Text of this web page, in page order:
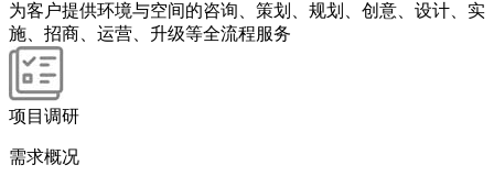
为客户提供环境与空间的咨询、策划、规划、创意、设计、实
施、招商、运营、升级等全流程服务
项目调研
需求概况